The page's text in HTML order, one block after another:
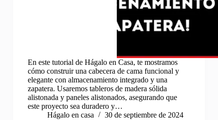
En este tutorial de Hágalo en Casa, te mostramos
cómo construir una cabecera de cama funcional y
elegante con almacenamiento integrado y una
zapatera. Usaremos tableros de madera sólida
alistonada y paneles alistonados, asegurando que
este proyecto sea duradero y…
Hágalo en casa
30 de septiembre de 2024